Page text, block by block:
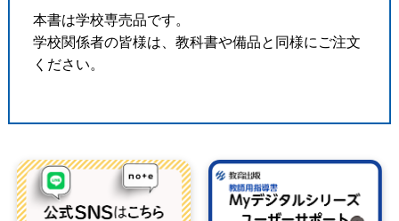
本書は学校専売品です。
学校関係者の皆様は、教科書や備品と同様にご注文
ください。